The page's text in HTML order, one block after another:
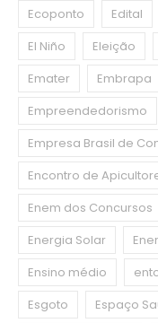
Ecoponto
Edital
El Niño
Eleição
Emater
Embrapa
Empreendedorismo
Empresa Brasil de
Encontro de
Enem dos Concursos
Energia Solar
Ensino médio
Esgoto
Espaço